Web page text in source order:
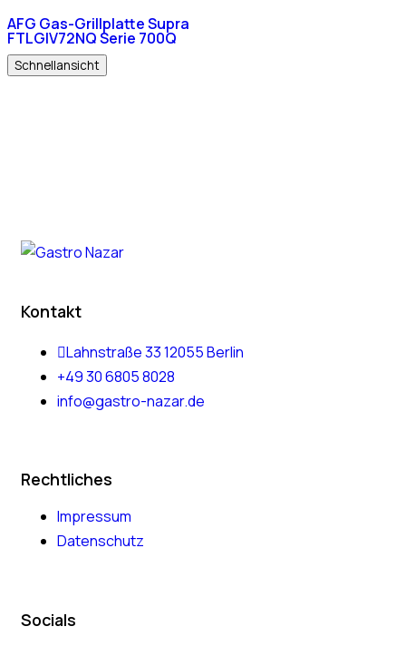
AFG Gas-Grillplatte Supra
FTLGIV72NQ Serie 700Q
Schnellansicht
Kontakt
Lahnstraße 33 12055 Berlin
+49 30 6805 8028
info@gastro-nazar.de
Rechtliches
Impressum
Datenschutz
Socials